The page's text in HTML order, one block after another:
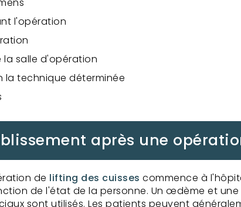
l'opération
salle d'opération
la technique déterminée
après une
de lifting des cuisses commence à
de l'état de la personne. Un œdème et
sont utilisés. Les patients peuvent